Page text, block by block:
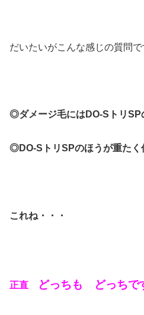
だいたいがこんな感じの質問で
◎ダメージ毛にはDO-SトリSP
◎DO-SトリSPのほうが重たく
これね・・・
正直 どっちも どっちで